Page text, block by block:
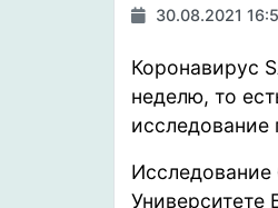
30.08.2021
Коронавирус
неделю, то
исследование
Университете